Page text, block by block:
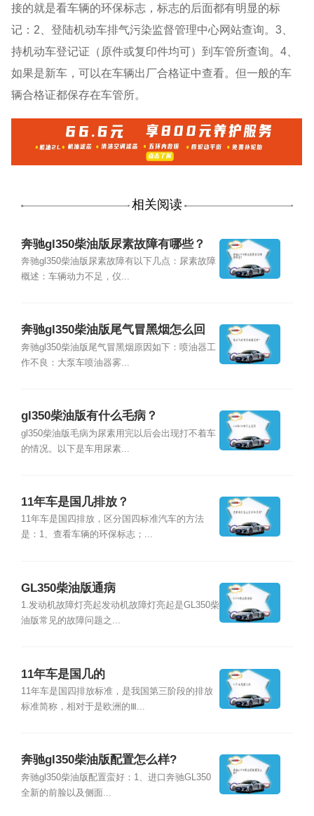
接的就是看车辆的环保标志，标志的后面都有明显的标
记：2、登陆机动车排气污染监督管理中心网站查询。3、
持机动车登记证（原件或复印件均可）到车管所查询。4、
如果是新车，可以在车辆出厂合格证中查看。但一般的车
辆合格证都保存在车管所。
相关阅读
奔驰gl350柴油版尿素故障有哪些？
奔驰gl350柴油版尿素故障有以下几点：尿素故障
概述：车辆动力不足，仪...
奔驰gl350柴油版尾气冒黑烟怎么回
事？
奔驰gl350柴油版尾气冒黑烟原因如下：喷油器工
作不良：大泵车喷油器雾...
gl350柴油版有什么毛病？
gl350柴油版毛病为尿素用完以后会出现打不着车
的情况。以下是车用尿素...
11年车是国几排放？
11年车是国四排放，区分国四标准汽车的方法
是：1、查看车辆的环保标志；...
GL350柴油版通病
1.发动机故障灯亮起发动机故障灯亮起是GL350柴
油版常见的故障问题之...
11年车是国几的
11年车是国四排放标准，是我国第三阶段的排放
标准简称，相对于是欧洲的Ⅲ...
奔驰gl350柴油版配置怎么样?
奔驰gl350柴油版配置蛮好：1、进口奔驰GL350
全新的前脸以及侧面...